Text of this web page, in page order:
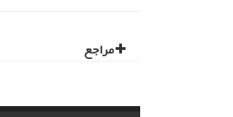
مراجع